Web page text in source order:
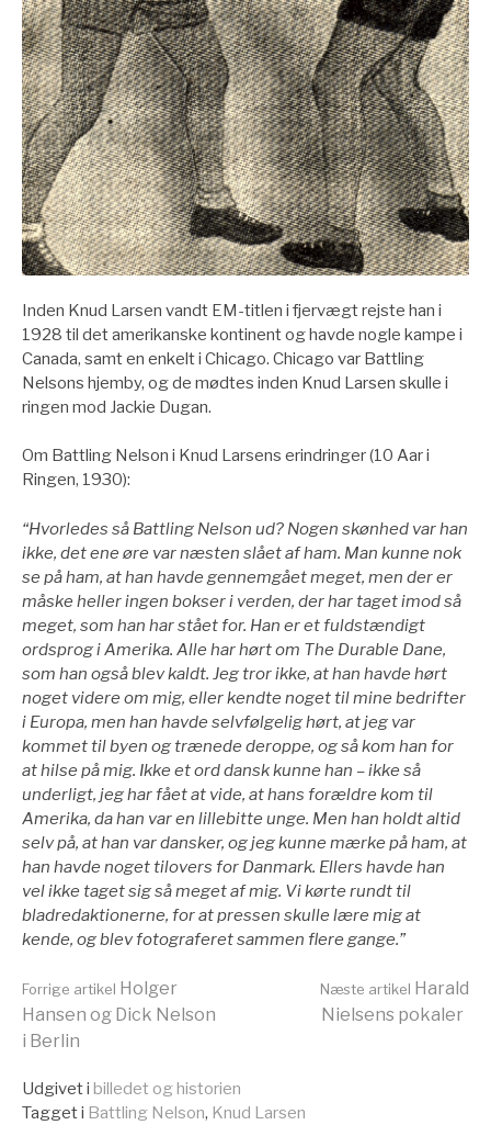
Inden Knud Larsen vandt EM-titlen i fjervægt rejste han i
1928 til det amerikanske kontinent og havde nogle kampe i
Canada, samt en enkelt i Chicago. Chicago var Battling
Nelsons hjemby, og de mødtes inden Knud Larsen skulle i
ringen mod Jackie Dugan.
Om Battling Nelson i Knud Larsens erindringer (10 Aar i
Ringen, 1930):
“Hvorledes så Battling Nelson ud? Nogen skønhed var han
ikke, det ene øre var næsten slået af ham. Man kunne nok
se på ham, at han havde gennemgået meget, men der er
måske heller ingen bokser i verden, der har taget imod så
meget, som han har stået for. Han er et fuldstændigt
ordsprog i Amerika. Alle har hørt om The Durable Dane,
som han også blev kaldt. Jeg tror ikke, at han havde hørt
noget videre om mig, eller kendte noget til mine bedrifter
i Europa, men han havde selvfølgelig hørt, at jeg var
kommet til byen og trænede deroppe, og så kom han for
at hilse på mig. Ikke et ord dansk kunne han – ikke så
underligt, jeg har fået at vide, at hans forældre kom til
Amerika, da han var en lillebitte unge. Men han holdt altid
selv på, at han var dansker, og jeg kunne mærke på ham, at
han havde noget tilovers for Danmark. Ellers havde han
vel ikke taget sig så meget af mig. Vi kørte rundt til
bladredaktionerne, for at pressen skulle lære mig at
kende, og blev fotograferet sammen flere gange.”
Læs
videre
Forrige artikel Holger
Hansen og Dick Nelson
i Berlin
Næste artikel Harald
Nielsens pokaler
Udgivet i billedet og historien
Tagget i Battling Nelson, Knud Larsen